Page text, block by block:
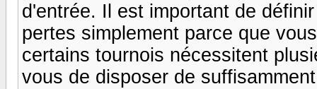
d'entrée. Il est important de
pertes simplement parce que
certains tournois nécessitent
vous de disposer de